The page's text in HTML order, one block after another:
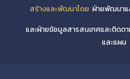
สร้างและพัฒนาโดย ฝ่ายพัฒนาแ
และฝ่ายข้อมูลสารสนเทศและติดต
และแผน